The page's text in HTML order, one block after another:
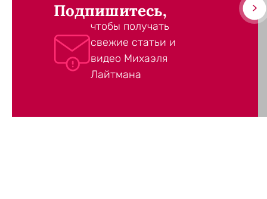
Подпишитесь,
чтобы получать
свежие статьи и
видео Михаэля
Лайтмана